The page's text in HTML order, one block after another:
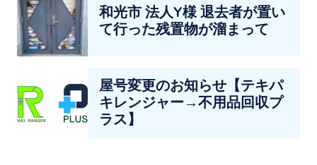
和光市 法人Y様 退去者が置い
て行った残置物が溜まって
屋号変更のお知らせ【テキパ
キレンジャー→不用品回収プ
ラス】